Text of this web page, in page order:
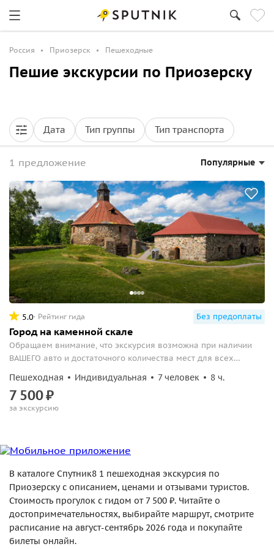
Россия Приозерск Пешеходные
Пешие экскурсии по Приозерску
Дата Тип группы Тип транспорта
1 предложение Популярные
5.0 Рейтинг гида Без предоплаты
Город на каменной скале
Обращаем внимание, что экскурсия возможна при наличии
ВАШЕГО авто и достаточного количества мест для всех
Пешеходная Индивидуальная 7 человек 8 ч.
7 500₽
за экскурсию
В каталоге Спутник8 1 пешеходная экскурсия по
Приозерску с описанием, ценами и отзывами туристов.
Стоимость прогулок с гидом от 7 500 ₽. Читайте о
достопримечательностях, выбирайте маршрут, смотрите
расписание на август-сентябрь 2026 года и покупайте
билеты онлайн.